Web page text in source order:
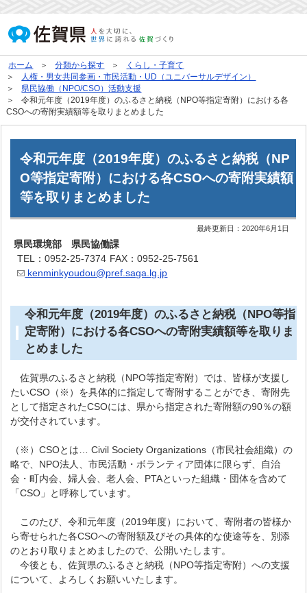
ホーム 分類から探す
くらし・子育て
人権・男女共同参画・市民活動・UD（ユニバーサルデザイン）
県民協働（NPO/CSO）活動支援
令和元年度（2019年度）のふるさと納税（NPO等指定寄附）における各
CSOへの寄附実績額等を取りまとめました
令和元年度（2019年度）のふるさと納税（NP
O等指定寄附）における各CSOへの寄附実績額
等を取りまとめました
最終更新日：2020年6月1日
県民環境部 県民協働課
TEL：0952-25-7374 FAX：0952-25-7561
kenminkyoudou@pref.saga.lg.jp
令和元年度（2019年度）のふるさと納税（NPO等指
定寄附）における各CSOへの寄附実績額等を取りま
とめました
佐賀県のふるさと納税（NPO等指定寄附）では、皆様が支援し
たいCSO（※）を具体的に指定して寄附することができ、寄附先
として指定されたCSOには、県から指定された寄附額の90％の額
が交付されています。
（※）CSOとは… Civil Society Organizations（市民社会組織）の
略で、NPO法人、市民活動・ボランティア団体に限らず、自治
会・町内会、婦人会、老人会、PTAといった組織・団体を含めて
「CSO」と呼称しています。
このたび、令和元年度（2019年度）において、寄附者の皆様か
ら寄せられた各CSOへの寄附額及びその具体的な使途等を、別添
のとおり取りまとめましたので、公開いたします。
今後とも、佐賀県のふるさと納税（NPO等指定寄附）への支援
について、よろしくお願いいたします。